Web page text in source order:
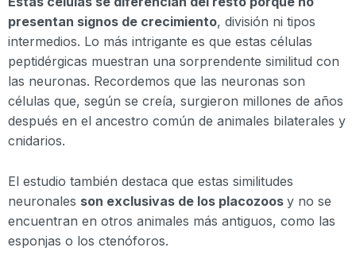
presentan signos de crecimiento, división ni tipos
intermedios. Lo más intrigante es que estas células
peptidérgicas muestran una sorprendente similitud con
las neuronas. Recordemos que las neuronas son
células que, según se creía, surgieron millones de años
después en el ancestro común de animales bilaterales y
cnidarios.
El estudio también destaca que estas similitudes
neuronales son exclusivas de los placozoos y no se
encuentran en otros animales más antiguos, como las
esponjas o los ctenóforos.